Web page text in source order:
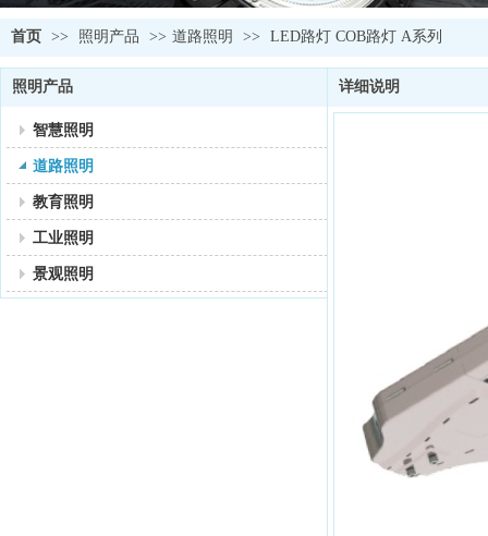
首页 >> 照明产品 >> 道路照明 >> LED路灯 COB路灯 A系列
照明产品
智慧照明
道路照明
教育照明
工业照明
景观照明
详细说明